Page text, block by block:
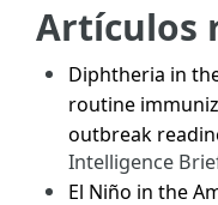
Artículos
Diphtheria in
routine
outbreak
Intelligence
El Niño in the